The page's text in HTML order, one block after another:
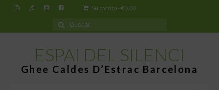
Su carrito -€0,00
Buscar
por:
ESPAI DEL SILENCI
Ghee Caldes D’Estrac Barcelona